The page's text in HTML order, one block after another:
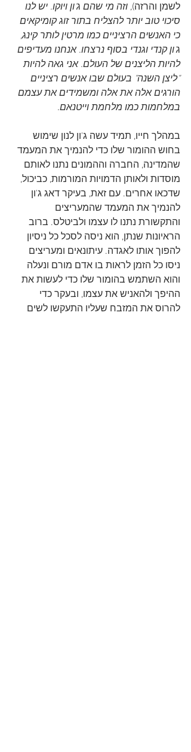
לשמן והרזה), וזה מי שהם ג'ון ויוקו. יש לנו
סיכוי טוב יותר להצליח בתור זוג קומיקאים
כי האנשים הרציניים כמו מרטין לותר קינג,
ג'ון קנדי וגנדי בסוף נרצחו. אנחנו מעדיפים
להיות הליצנים של העולם. אני גאה להיות
"ליצן השנה" בעולם שבו אנשים רציניים
הורגים אלה את אלה ומשמידים את עצמם
במלחמות כמו מלחמת וייטנאם.
במהלך חייו, תמיד עשה ג'ון לנון שימוש
בחוש ההומור שלו כדי להנמיך את המעמד
שהמדינה, החברה וההמונים נתנו לאותם
מוסדות ולאותן הדמויות המורמות, כביכול,
שדכאו אחרים. עם זאת, בעיקר דאג ג'ון
להנמיך את המעמד שהמעריצים
והתקשורת נתנו לו עצמו ולביטלס. ברוב
הראיונות שנתן, הוא ניסה לסכל כל ניסיון
להפוך אותו לאגדה. עיתונאים ומעריצים
ניסו כל הזמן לראות בו אדם מורם ונעלה
והוא השתמש בהומור שלו כדי לעשות את
ההיפך ולהאניש את עצמו, ובעקר כדי
להרוס את המזבח שעליו התעקשו לשים